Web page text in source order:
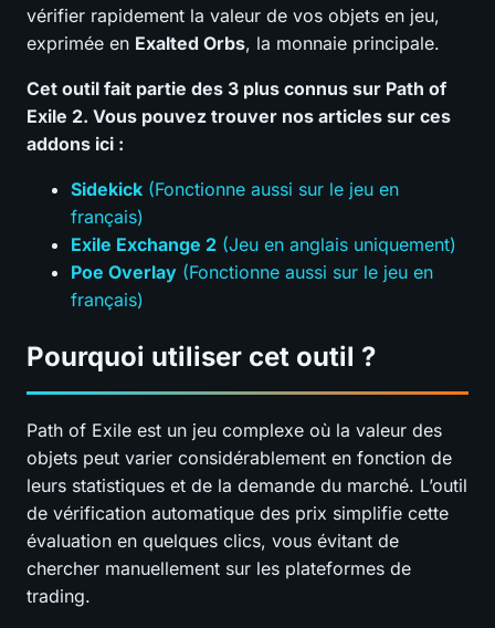
vérifier rapidement la valeur de vos objets en jeu,
exprimée en Exalted Orbs, la monnaie principale.
Cet outil fait partie des 3 plus connus sur Path of
Exile 2. Vous pouvez trouver nos articles sur ces
addons ici :
Sidekick (Fonctionne aussi sur le jeu en
français)
Exile Exchange 2 (Jeu en anglais uniquement)
Poe Overlay (Fonctionne aussi sur le jeu en
français)
Pourquoi utiliser cet outil ?
Path of Exile est un jeu complexe où la valeur des
objets peut varier considérablement en fonction de
leurs statistiques et de la demande du marché. L’outil
de vérification automatique des prix simplifie cette
évaluation en quelques clics, vous évitant de
chercher manuellement sur les plateformes de
trading.